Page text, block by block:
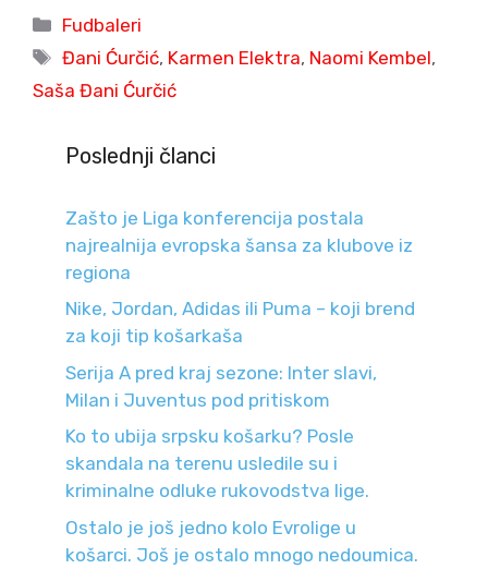
Categories
Fudbaleri
Tags
Đani Ćurčić, Karmen Elektra, Naomi Kembel,
Saša Đani Ćurčić
Poslednji članci
Zašto je Liga konferencija postala
najrealnija evropska šansa za klubove iz
regiona
Nike, Jordan, Adidas ili Puma – koji brend
za koji tip košarkaša
Serija A pred kraj sezone: Inter slavi,
Milan i Juventus pod pritiskom
Ko to ubija srpsku košarku? Posle
skandala na terenu usledile su i
kriminalne odluke rukovodstva lige.
Ostalo je još jedno kolo Evrolige u
košarci. Još je ostalo mnogo nedoumica.